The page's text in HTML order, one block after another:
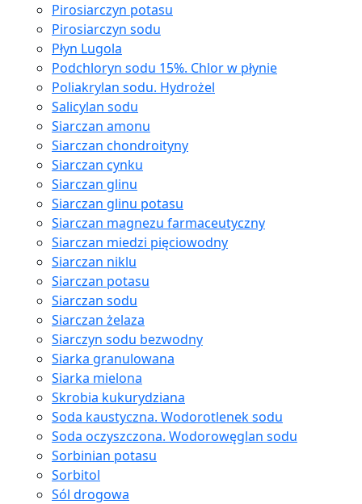
Pirosiarczyn potasu
Pirosiarczyn sodu
Płyn Lugola
Podchloryn sodu 15%. Chlor w płynie
Poliakrylan sodu. Hydrożel
Salicylan sodu
Siarczan amonu
Siarczan chondroityny
Siarczan cynku
Siarczan glinu
Siarczan glinu potasu
Siarczan magnezu farmaceutyczny
Siarczan miedzi pięciowodny
Siarczan niklu
Siarczan potasu
Siarczan sodu
Siarczan żelaza
Siarczyn sodu bezwodny
Siarka granulowana
Siarka mielona
Skrobia kukurydziana
Soda kaustyczna. Wodorotlenek sodu
Soda oczyszczona. Wodorowęglan sodu
Sorbinian potasu
Sorbitol
Sól drogowa